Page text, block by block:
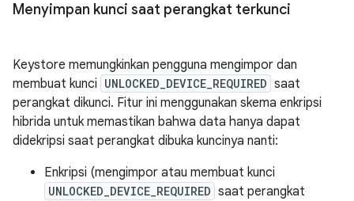
Menyimpan kunci saat perangkat terkunci
Keystore memungkinkan pengguna mengimpor dan
membuat kunci UNLOCKED_DEVICE_REQUIRED saat
perangkat dikunci. Fitur ini menggunakan skema enkripsi
hibrida untuk memastikan bahwa data hanya dapat
didekripsi saat perangkat dibuka kuncinya nanti:
Enkripsi (mengimpor atau membuat kunci
UNLOCKED_DEVICE_REQUIRED saat perangkat